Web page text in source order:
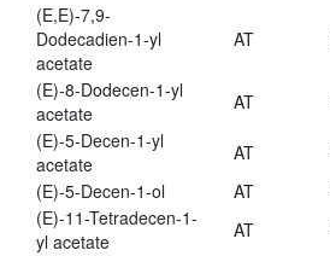
(E,E)-7,9-
Dodecadien-1-yl
acetate
AT
(E)-8-Dodecen-1-yl
acetate
AT
(E)-5-Decen-1-yl
acetate
AT
(E)-5-Decen-1-ol
AT
(E)-11-Tetradecen-1-
yl acetate
AT